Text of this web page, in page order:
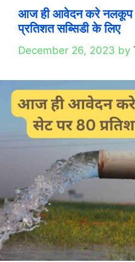
आज ही आवेदन करे नलकूप
प्रतिशत सब्सिडी के लिए
December 26, 2023 by